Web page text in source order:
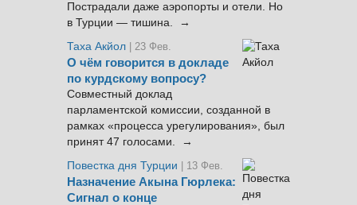
Пострадали даже аэропорты и отели. Но
в Турции — тишина. →
Таха Акйол | 23 Фев.
О чём говорится в докладе
по курдскому вопросу?
Совместный доклад
парламентской комиссии, созданной в
рамках «процесса урегулирования», был
принят 47 голосами. →
Повестка дня Турции
| 13 Фев.
Назначение Акына Гюрлека:
Сигнал о конце